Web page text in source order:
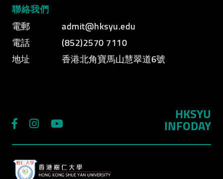
聯絡我們
電郵
admit@hksyu.edu
電話
(852)2570 7110
地址
香港北角寶馬山慧翠道6號
HKSYU
INFODAY